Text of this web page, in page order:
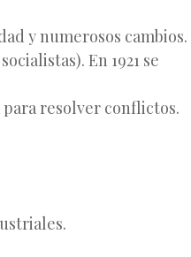
y numerosos cambios.
En 1921 se
resolver conflictos.